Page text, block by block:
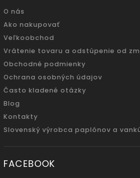
O nás
Ako nakupovať
Veľkoobchod
Vrátenie tovaru a odstúpenie od
Obchodné podmienky
Ochrana osobných údajov
Často kladené otázky
Blog
Kontakty
Slovenský výrobca paplónov a
FACEBOOK